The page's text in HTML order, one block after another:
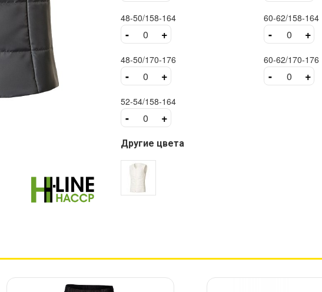
48-50/158-164
- +
48-50/170-176
- +
52-54/158-164
- +
60-62/158-164
- +
60-62/170-176
- +
Другие цвета